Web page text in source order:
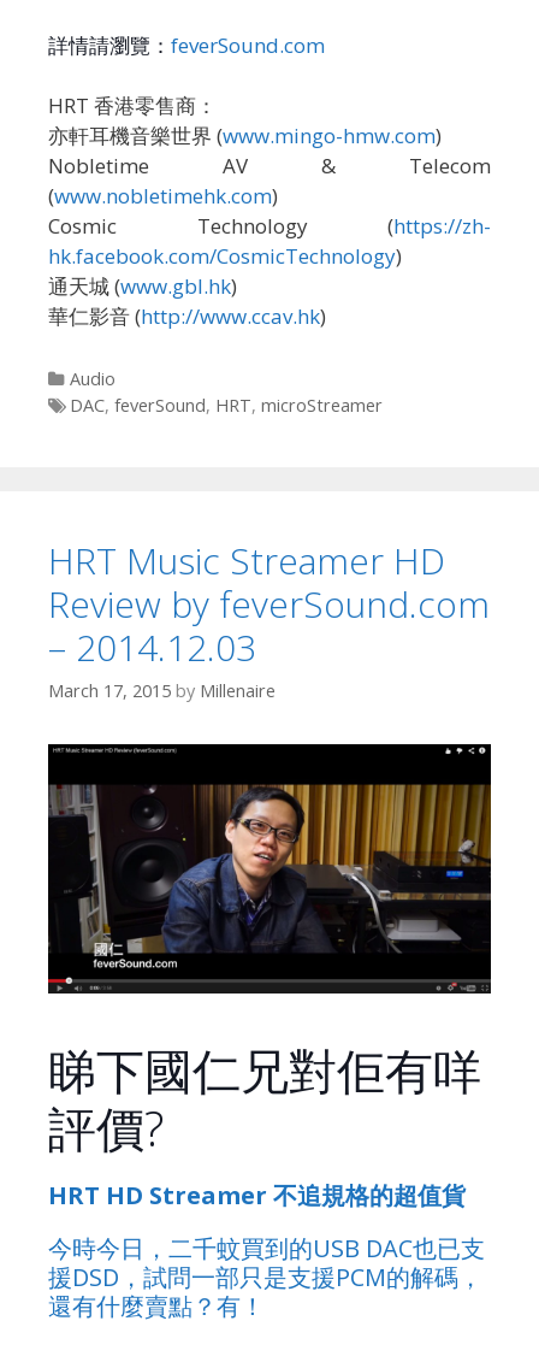
詳情請瀏覽： feverSound.com
HRT 香港零售商：
亦軒耳機音樂世界 (www.mingo-hmw.com)
Nobletime AV & Telecom
(www.nobletimehk.com)
Cosmic Technology (https://zh-
hk.facebook.com/CosmicTechnology)
通天城 (www.gbl.hk)
華仁影音 (http://www.ccav.hk)
Categories
Audio
Tags
DAC, feverSound, HRT, microStreamer
HRT Music Streamer HD
Review by feverSound.com
– 2014.12.03
March 17, 2015 by Millenaire
睇下國仁兄對佢有咩
評價?
HRT HD Streamer 不追規格的超值貨
今時今日，二千蚊買到的USB DAC也已支
援DSD，試問一部只是支援PCM的解碼，
還有什麼賣點？有！